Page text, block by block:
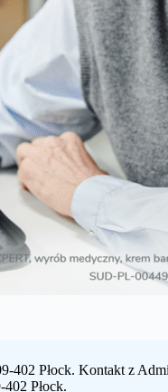
402 Płock. Kontakt z
Płock.